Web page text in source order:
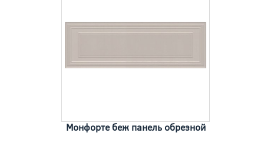
Монфорте беж панель обрезной